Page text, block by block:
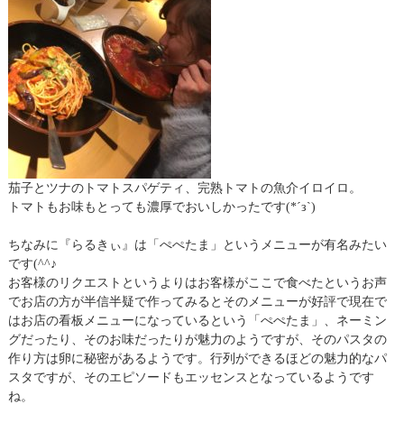
茄子とツナのトマトスパゲティ、完熟トマトの魚介イロイロ。
トマトもお味もとっても濃厚でおいしかったです(*´з`)
ちなみに『らるきぃ』は「ぺぺたま」というメニューが有名みたい
です(^^♪
お客様のリクエストというよりはお客様がここで食べたというお声
でお店の方が半信半疑で作ってみるとそのメニューが好評で現在で
はお店の看板メニューになっているという「ぺぺたま」、ネーミン
グだったり、そのお味だったりが魅力のようですが、そのパスタの
作り方は卵に秘密があるようです。行列ができるほどの魅力的なパ
スタですが、そのエピソードもエッセンスとなっているようです
ね。